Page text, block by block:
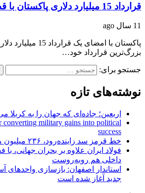
قرارداد 15 میلیارد دلاری پاکستان با قطر برای خرید گاز
11 سال ago
پاکستان با امضای یک
بزرگ‌ترین قرارداد خود…
جستجو برای:
نوشته‌های تازه
اربعین؛ جاده‌ای که جهان را به کربلا
converting military gains into political
success
خط قرمز سد زاینده‌رود، ۲۳۶ میلیون مترمکعب است
فولاد ایران علاوه بر بحران جهانی،
داخلی هم روبه‌روست
استاندار اصفهان: بازسازی واحدهای
جدید آغاز شده است